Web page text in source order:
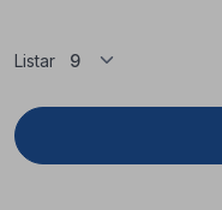
Listar